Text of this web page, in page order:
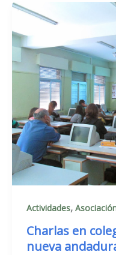
Actividades,
Charlas en
nueva